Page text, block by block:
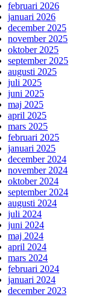
februari 2026
januari 2026
december 2025
november 2025
oktober 2025
september 2025
augusti 2025
juli 2025
juni 2025
maj 2025
april 2025
mars 2025
februari 2025
januari 2025
december 2024
november 2024
oktober 2024
september 2024
augusti 2024
juli 2024
juni 2024
maj 2024
april 2024
mars 2024
februari 2024
januari 2024
december 2023